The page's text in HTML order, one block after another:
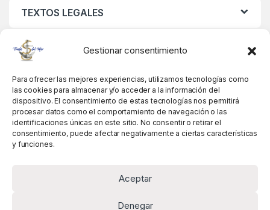
Gestionar consentimiento
Para ofrecer las mejores experiencias, utilizamos tecnologías como
las cookies para almacenar y/o acceder a la información del
dispositivo. El consentimiento de estas tecnologías nos permitirá
procesar datos como el comportamiento de navegación o las
identificaciones únicas en este sitio. No consentir o retirar el
consentimiento, puede afectar negativamente a ciertas características
y funciones.
Aceptar
Denegar
TEXTOS LEGALES
MIS DATOS